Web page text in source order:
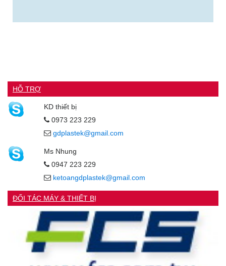
HỖ TRỢ
KD thiết bị
0973 223 229
gdplastek@gmail.com
Ms Nhung
0947 223 229
ketoangdplastek@gmail.com
ĐỐI TÁC MÁY & THIẾT BỊ